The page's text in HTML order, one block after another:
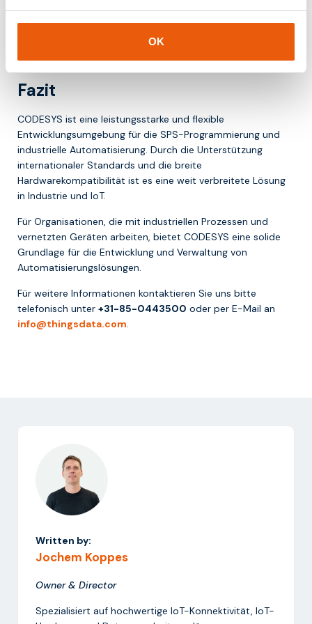
OK
für Edge- und Cloud-Architekturen geeignet ist
Dadurch bleibt es eine relevante Technologie in modernen
Fazit
CODESYS ist eine leistungsstarke und flexible
Entwicklungsumgebung für die SPS-Programmierung und
industrielle Automatisierung. Durch die Unterstützung
internationaler Standards und die breite
Hardwarekompatibilität ist es eine weit verbreitete Lösung
in Industrie und IoT.
Für Organisationen, die mit industriellen Prozessen und
vernetzten Geräten arbeiten, bietet CODESYS eine solide
Grundlage für die Entwicklung und Verwaltung von
Automatisierungslösungen.
Für weitere Informationen kontaktieren Sie uns bitte
telefonisch unter +31-85-0443500 oder per E-Mail an
info@thingsdata.com.
Written by:
Jochem Koppes
Owner & Director
Spezialisiert auf hochwertige IoT-Konnektivität, IoT-